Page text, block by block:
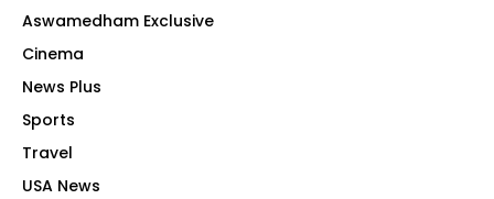
Aswamedham Exclusive
Cinema
News Plus
Sports
Travel
USA News